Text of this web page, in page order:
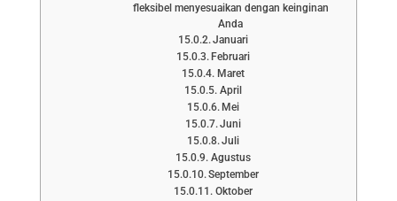
fleksibel menyesuaikan dengan keinginan
Anda
Januari
Februari
Maret
April
Mei
Juni
Juli
Agustus
September
Oktober